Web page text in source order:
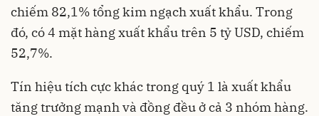
chiếm 82,1% tổng kim ngạch xuất khẩu. Trong
đó, có 4 mặt hàng xuất khẩu trên 5 tỷ USD, chiếm
52,7%.
Tín hiệu tích cực khác trong quý 1 là xuất khẩu
tăng trưởng mạnh và đồng đều ở cả 3 nhóm hàng.